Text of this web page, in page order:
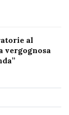
al
vergognosa